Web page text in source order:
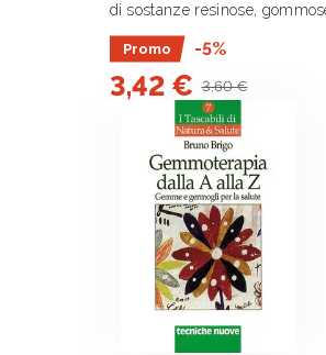
di sostanze resinose,
balsamiche che le api
primavera da gemme e
alberi con l’aggiunta di
salivari.
Promo -5%
3,42 € 3,60 €